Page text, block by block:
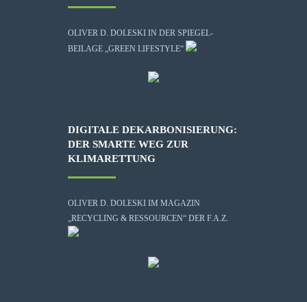
OLIVER D. DOLESKI IN DER SPIEGEL-
BEILAGE „GREEN LIFESTYLE“
DIGITALE DEKARBONISIERUNG:
DER SMARTE WEG ZUR
KLIMARETTUNG
OLIVER D. DOLESKI IM MAGAZIN
„RECYCLING & RESSOURCEN“ DER F.A.Z.